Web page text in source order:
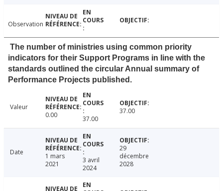
Observation
The number of ministries using common priority
indicators for their Support Programs in line with the
standards outlined the circular Annual summary of
Performance Projects published.
Valeur
0.00
37.00
37.00
Date
1 mars
2021
3 avril
2024
29
décembre
2028